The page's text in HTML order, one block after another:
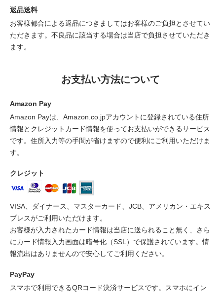
返品送料
お客様都合による返品につきましてはお客様のご負担とさせてい
ただきます。不良品に該当する場合は当店で負担させていただき
ます。
お支払い方法について
Amazon Pay
Amazon Payは、Amazon.co.jpアカウントに登録されている住所
情報とクレジットカード情報を使ってお支払いができるサービス
です。住所入力等の手間が省けますので便利にご利用いただけま
す。
クレジット
VISA、ダイナース、マスターカード、JCB、アメリカン・エキス
プレスがご利用いただけます。
お客様が入力されたカード情報は当店に送られること無く、さら
にカード情報入力画面は暗号化（SSL）で保護されています。情
報流出はありませんので安心してご利用ください。
PayPay
スマホで利用できるQRコード決済サービスです。スマホにイン